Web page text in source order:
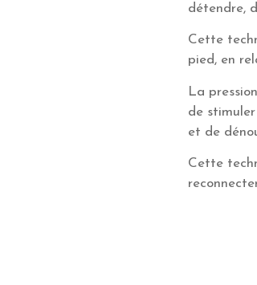
détendre,
Cette
pied, en
La
de
et de
Cette